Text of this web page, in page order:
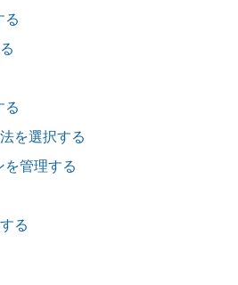
る
る
を選択する
管理する
る